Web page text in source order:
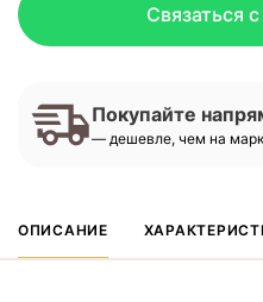
Связаться
Покупайте
— дешевле, чем на
ОПИСАНИЕ